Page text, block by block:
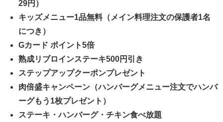
29円）
キッズメニュー1品無料（メイン料理注文の保護者1名
につき）
Gカード ポイント5倍
熟成リブロインステーキ500円引き
ステップアップクーポンプレゼント
肉倍盛キャンペーン（ハンバーグメニュー注文でハンバ
ーグもう1枚プレゼント）
ステーキ・ハンバーグ・チキン食べ放題